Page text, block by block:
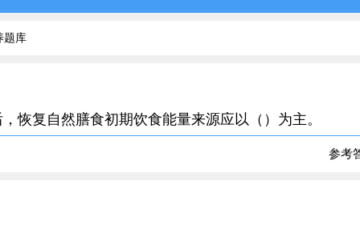
题库
恢复自然膳食初期饮食能量来源应以（）为主。
参考